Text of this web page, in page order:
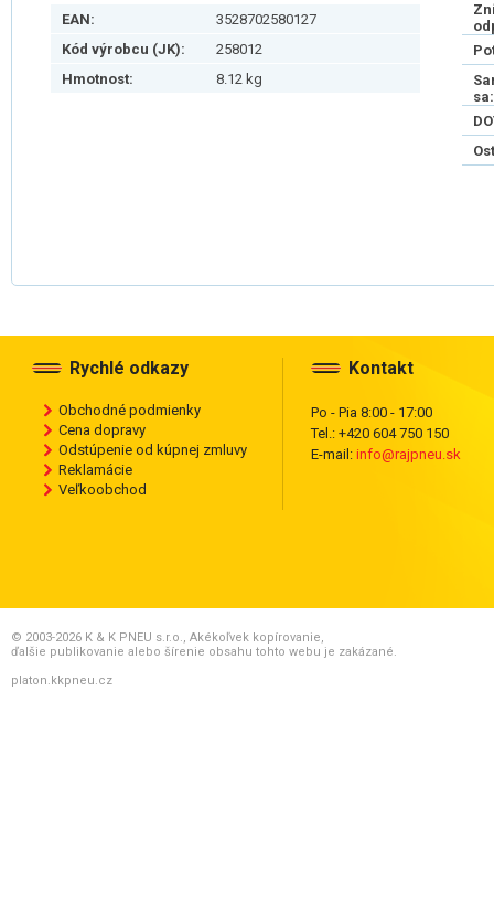
EAN:
3528702580127
Kód výrobcu (JK):
258012
Hmotnost:
8.12 kg
sa:
Rychlé odkazy
Obchodné podmienky
Cena dopravy
Odstúpenie od kúpnej zmluvy
Reklamácie
Veľkoobchod
Kontakt
Po - Pia 8:00 - 17:00
Tel.: +420 604 750 150
E-mail: info@rajpneu.sk
© 2003-2026 K & K PNEU s.r.o., Akékoľvek kopírovanie,
ďalšie publikovanie alebo šírenie obsahu tohto webu je zakázané.
platon.kkpneu.cz